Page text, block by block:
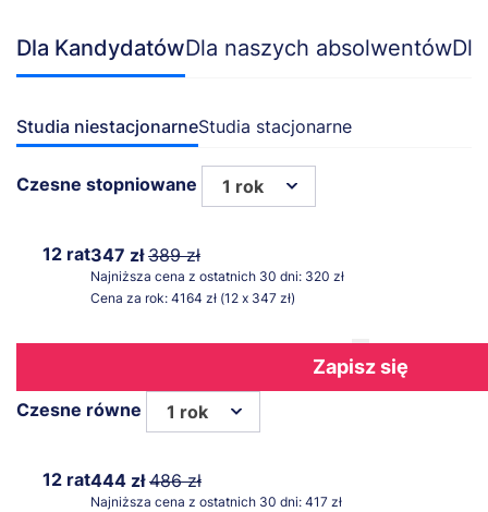
Dla KandydatówDla naszych absolwentów
Studia niestacjonarneStudia stacjonarne
Czesne stopniowane 1 rok
12 rat347 zł389 zł
Najniższa cena z ostatnich 30 dni: 320 zł
Cena za rok: 4164 zł (12 x 347 zł)
Zapisz się
Czesne równe 1 rok
12 rat444 zł486 zł
Najniższa cena z ostatnich 30 dni: 417 zł